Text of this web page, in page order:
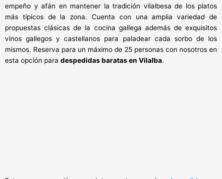
empeño y afán en mantener la tradición vilalbesa de los platos
más típicos de la zona. Cuenta con una amplia variedad de
propuestas clásicas de la cocina gallega además de exquisitos
vinos gallegos y castellanos para paladear cada sorbo de los
mismos. Reserva para un máximo de 25 personas con nosotros en
esta opción para despedidas baratas en Vilalba.